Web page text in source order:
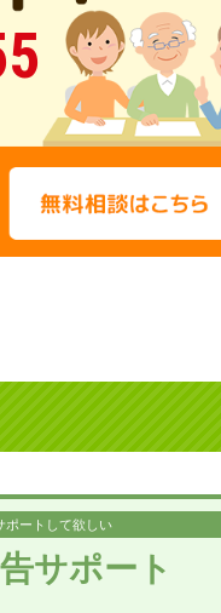
ポートして欲しい
サポート